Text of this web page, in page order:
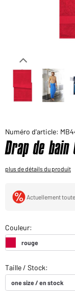
Voudriez-vous
Chemin
Numéro d'article:
Drap de bain
plus de détails du produit
Actuellement